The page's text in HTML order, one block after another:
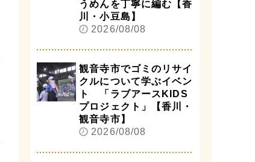
うめんを丁寧に編む【香
川・小豆島】
2026/08/08
観音寺市でゴミのリサイ
クルについて学ぶイベン
ト 「ラブアースKIDS
プロジェクト」【香川・
観音寺市】
2026/08/08